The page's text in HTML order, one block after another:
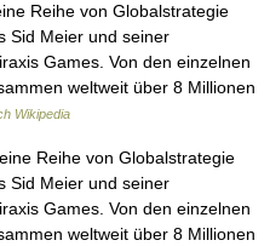
Reihe von Globalstrategie
Sid Meier und seiner
Games. Von den einzelnen
weltweit über 8 Millionen
Wikipedia
Reihe von Globalstrategie
Sid Meier und seiner
Games. Von den einzelnen
weltweit über 8 Millionen